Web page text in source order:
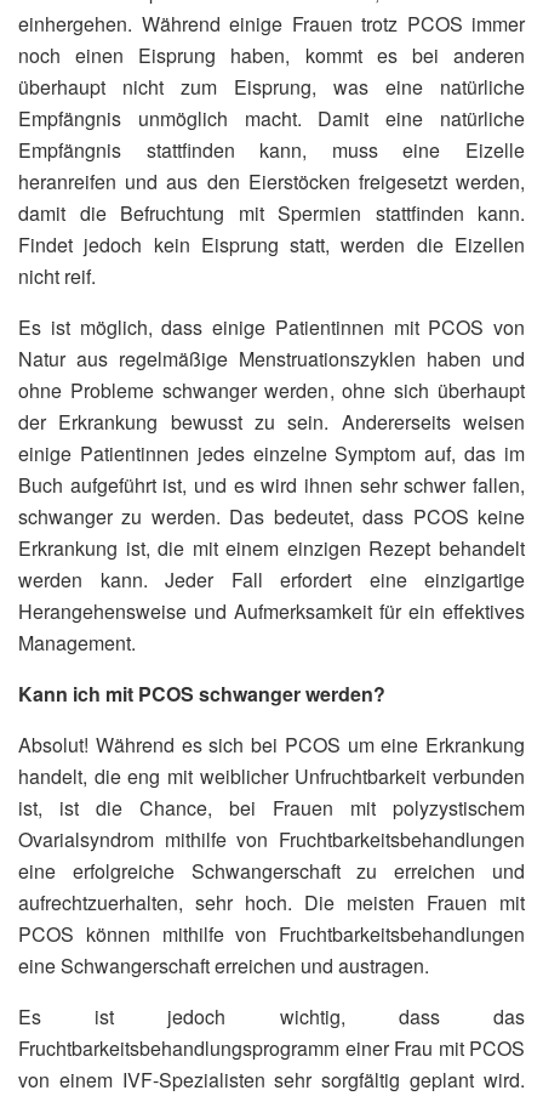
einhergehen. Während einige Frauen trotz PCOS immer
noch einen Eisprung haben, kommt es bei anderen
überhaupt nicht zum Eisprung, was eine natürliche
Empfängnis unmöglich macht. Damit eine natürliche
Empfängnis stattfinden kann, muss eine Eizelle
heranreifen und aus den Eierstöcken freigesetzt werden,
damit die Befruchtung mit Spermien stattfinden kann.
Findet jedoch kein Eisprung statt, werden die Eizellen
nicht reif.
Es ist möglich, dass einige Patientinnen mit PCOS von
Natur aus regelmäßige Menstruationszyklen haben und
ohne Probleme schwanger werden, ohne sich überhaupt
der Erkrankung bewusst zu sein. Andererseits weisen
einige Patientinnen jedes einzelne Symptom auf, das im
Buch aufgeführt ist, und es wird ihnen sehr schwer fallen,
schwanger zu werden. Das bedeutet, dass PCOS keine
Erkrankung ist, die mit einem einzigen Rezept behandelt
werden kann. Jeder Fall erfordert eine einzigartige
Herangehensweise und Aufmerksamkeit für ein effektives
Management.
Kann ich mit PCOS schwanger werden?
Absolut! Während es sich bei PCOS um eine Erkrankung
handelt, die eng mit weiblicher Unfruchtbarkeit verbunden
ist, ist die Chance, bei Frauen mit polyzystischem
Ovarialsyndrom mithilfe von Fruchtbarkeitsbehandlungen
eine erfolgreiche Schwangerschaft zu erreichen und
aufrechtzuerhalten, sehr hoch. Die meisten Frauen mit
PCOS können mithilfe von Fruchtbarkeitsbehandlungen
eine Schwangerschaft erreichen und austragen.
Es ist jedoch wichtig, dass das
Fruchtbarkeitsbehandlungsprogramm einer Frau mit PCOS
von einem IVF-Spezialisten sehr sorgfältig geplant wird.